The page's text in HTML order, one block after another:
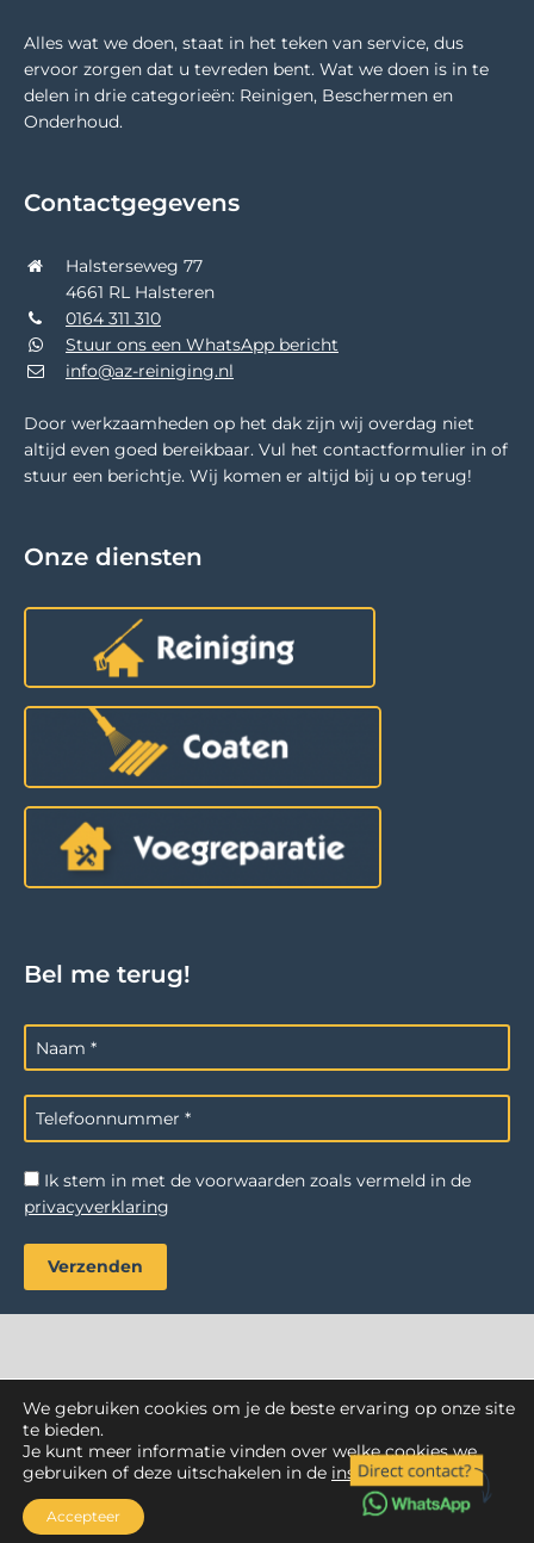
Alles wat we doen, staat in het teken van service, dus
ervoor zorgen dat u tevreden bent. Wat we doen is in te
delen in drie categorieën: Reinigen, Beschermen en
Onderhoud.
Contactgegevens
Halsterseweg 77
4661 RL Halsteren
0164 311 310
Stuur ons een WhatsApp bericht
info@az-reiniging.nl
Door werkzaamheden op het dak zijn wij overdag niet
altijd even goed bereikbaar. Vul het contactformulier in of
stuur een berichtje. Wij komen er altijd bij u op terug!
Onze diensten
Bel me terug!
Ik stem in met de voorwaarden zoals vermeld in de
privacyverklaring
AZ Reiniging. Alle rechten voorbehouden.
Webdesign Vanoo Media Privacyverklaring Sitemap
We gebruiken cookies om je de beste ervaring op onze site
te bieden.
Je kunt meer informatie vinden over welke cookies we
gebruiken of deze uitschakelen in de instellingen.
Accepteer